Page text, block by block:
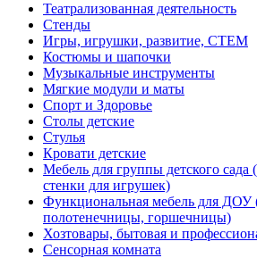
Театрализованная деятельность
Стенды
Игры, игрушки, развитие, СТЕМ
Костюмы и шапочки
Музыкальные инструменты
Мягкие модули и маты
Спорт и Здоровье
Столы детские
Стулья
Кровати детские
Мебель для группы детского сада
стенки для игрушек)
Функциональная мебель для
полотенечницы, горшечницы)
Хозтовары, бытовая и
Сенсорная комната